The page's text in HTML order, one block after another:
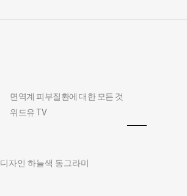
면역계 피부질환에 대한 모든 것
위드유 TV
디자인 하늘색 동그라미